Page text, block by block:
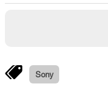
Sony